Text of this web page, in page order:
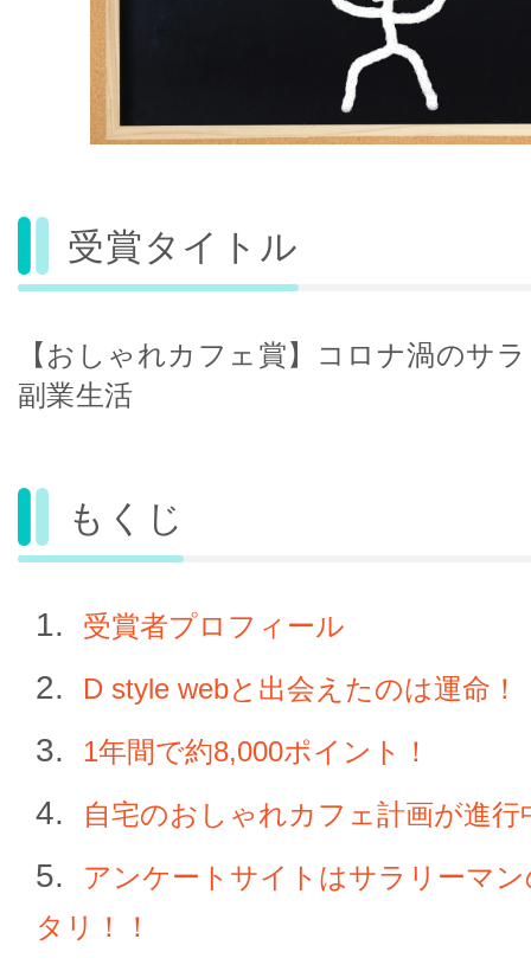
受賞タイトル
【おしゃれカフェ賞】コロナ渦のサ
副業生活
もくじ
受賞者プロフィール
D style webと出会えたのは運命！
1年間で約8,000ポイント！
自宅のおしゃれカフェ計画が進行
アンケートサイトはサラリーマ
タリ！！